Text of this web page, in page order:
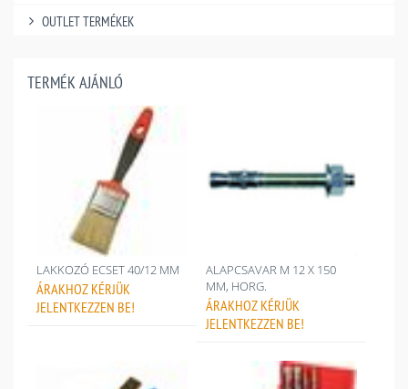
OUTLET TERMÉKEK
TERMÉK AJÁNLÓ
LAKKOZÓ ECSET 40/12 MM
ÁRAKHOZ KÉRJÜK
JELENTKEZZEN BE!
ALAPCSAVAR M 12 X 150
MM, HORG.
ÁRAKHOZ KÉRJÜK
JELENTKEZZEN BE!